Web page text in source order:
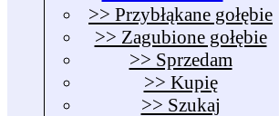
>> Przybłąkane gołębie
>> Zagubione gołębie
>> Sprzedam
>> Kupię
>> Szukaj